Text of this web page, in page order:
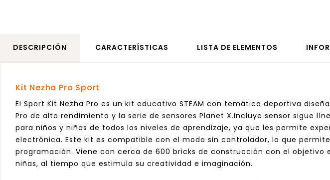
DESCRIPCIÓN CARACTERÍSTICAS LISTA DE ELEMENTOS
Kit Nezha Pro Sport
El Sport Kit Nezha Pro es un kit educativo STEAM con temática deportiva
Pro de alto rendimiento y la serie de sensores Planet X.Incluye sensor sigue
para niños y niñas de todos los niveles de aprendizaje, ya que les permite
electrónica. Este kit es compatible con el modo sin controlador, lo que
programación. Viene con cerca de 600 bricks de construcción con el
niñas, al tiempo que estimula su creatividad e imaginación.